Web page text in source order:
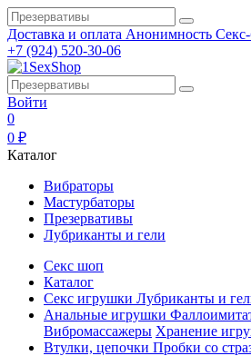
Доставка и оплата Анонимность
+7 (924) 520-30-06
Войти
0
0 ₽
Каталог
Вибраторы
Мастурбаторы
Презервативы
Лубриканты и гели
Секс шоп
Каталог
Секс игрушки Лубриканты и
Анальные игрушки
Вибромассажеры Хранение
Втулки, цепочки Пробки со